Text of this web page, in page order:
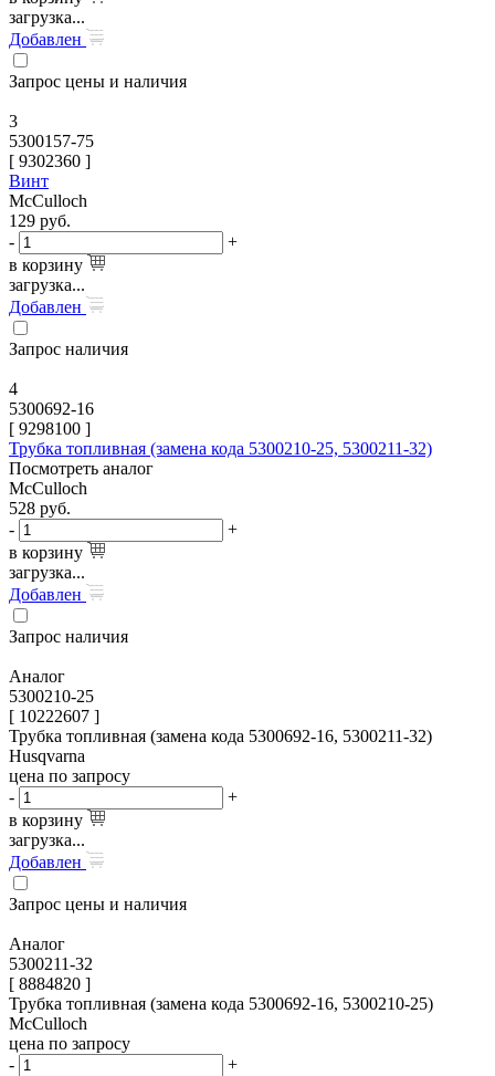
загрузка...
Добавлен
Запрос цены и наличия
3
5300157-75
[ 9302360 ]
Винт
McCulloch
129 руб.
-
+
в корзину
загрузка...
Добавлен
Запрос наличия
4
5300692-16
[ 9298100 ]
Трубка топливная (замена кода 5300210-25, 5300211-32)
Посмотреть аналог
McCulloch
528 руб.
-
+
в корзину
загрузка...
Добавлен
Запрос наличия
Аналог
5300210-25
[ 10222607 ]
Трубка топливная (замена кода 5300692-16, 5300211-32)
Husqvarna
цена по запросу
-
+
в корзину
загрузка...
Добавлен
Запрос цены и наличия
Аналог
5300211-32
[ 8884820 ]
Трубка топливная (замена кода 5300692-16, 5300210-25)
McCulloch
цена по запросу
-
+